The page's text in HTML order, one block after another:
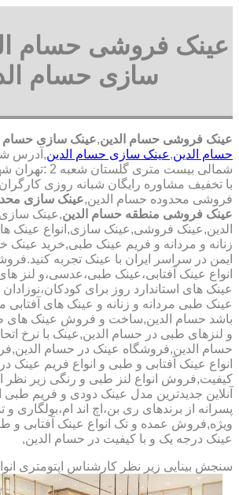
عینک فروشی حسام
سازی حسام
عینک فروشی حسام الدین,عینک سازی حسام
حسام الدین,عینک سازی حسام الدین
شمالی بیست متری
با تخفیف مشاوره رایگان شبانه روزی
فروشی محدوده حسام الدین,عینک سازی
عینک فروشی منطقه حسام الدین,عینک
الدین,عینک فروشی,عینک سازی,انواع عینک
زنانه و مردانه و فریم عینک طبی,خرید عینک
ایمن در سراسر ایران با عینک تجربه
انواع عینک آفتابی،عینک طبی،عدسی،و لنز
عینک های استاندارد روز برای
عینک طبی مردانه و زنانه و عینک های آفتابی
باشد حسام الدین,ساخت و فروش عینک های
و لنزهای طبی در حسام الدین,عینک با نرخ
حسام الدین,فروشگاه عینک در حسام
انواع عینک آفتابی و طبی و انواع فریم عینک
کیفیت,فروش انواع لنز طبی و رنگی زیر نظر
آنلاین جدیدترین مدل عینک دودی و فریم طبی
پسرانه از برندهای ری بن،اچ اند ام،بولگاری و
ویژه,فروش عمده و تک انواع عینک آفتابی و
عینک درجه یک و با کیفیت در حسام الدین,
سنجش بینایی زیر نظر کارشناس اپتومتری